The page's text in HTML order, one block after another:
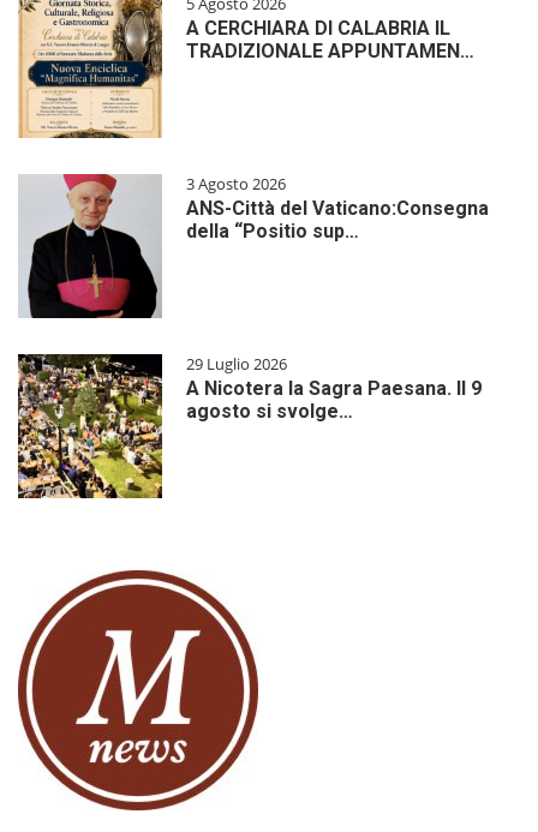
A CERCHIARA DI CALABRIA IL
TRADIZIONALE APPUNTAMEN…
3 Agosto 2026
ANS-Città del Vaticano:Consegna
della “Positio sup…
29 Luglio 2026
A Nicotera la Sagra Paesana. Il 9
agosto si svolge…